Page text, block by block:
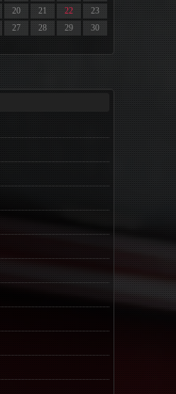
20 21 22
23
27 28 29
30